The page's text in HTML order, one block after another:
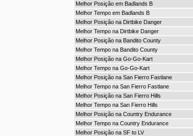
Melhor Posição em Badlands B
Melhor Tempo em Badlands B
Melhor Posição na Dirtbike Danger
Melhor Tempo na Dirtbike Danger
Melhor Posição na Bandito County
Melhor Tempo na Bandito County
Melhor Posição na Go-Go-Kart
Melhor Tempo na Go-Go-Kart
Melhor Posição na San Fierro Fastlane
Melhor Tempo na San Fierro Fastlane
Melhor Posição na San Fierro Hills
Melhor Tempo na San Fierro Hills
Melhor Posição na Country Endurance
Melhor Tempo na Country Endurance
Melhor Posição na SF to LV